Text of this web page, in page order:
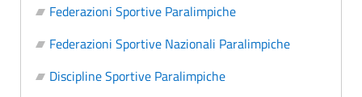
Federazioni Sportive Paralimpiche
Federazioni Sportive Nazionali Paralimpiche
Discipline Sportive Paralimpiche